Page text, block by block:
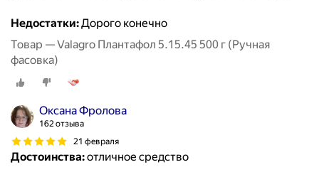
Недостатки:Дорого конечно
Товар — Valagro Плантафол 5.15.45 500 г (Ручная
фасовка)
Оксана Фролова
162 отзыва
21 февраля
Достоинства:отличное средство